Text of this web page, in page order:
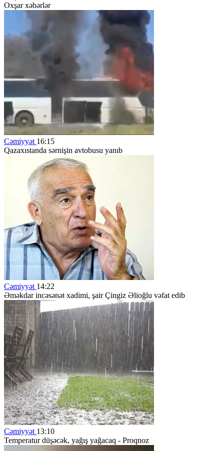
Oxşar xəbərlər
Cəmiyyət 16:15
Qazaxıstanda sərnişin avtobusu yanıb
Cəmiyyət 14:22
Əməkdar incəsənət xadimi, şair Çingiz Əlioğlu vəfat edib
Cəmiyyət 13:10
Temperatur düşəcək, yağış yağacaq - Proqnoz